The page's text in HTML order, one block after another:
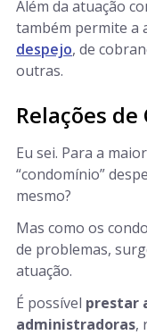
Além da atuação
também permite a
despejo, de
outras.
Relações
Eu sei. Para a
“condomínio”
mesmo?
Mas como os
de problemas,
atuação.
É possível prestar
administradoras,